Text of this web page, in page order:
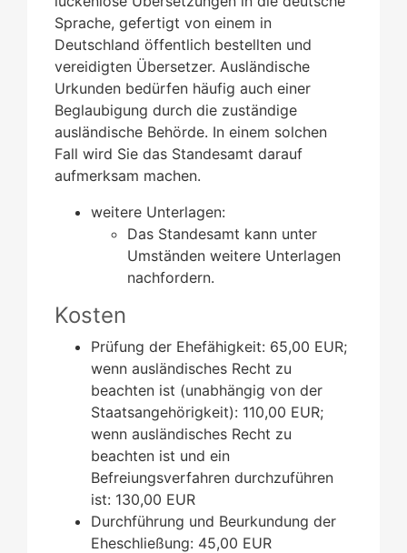
Sprache, gefertigt von einem in
Deutschland öffentlich bestellten und
vereidigten Übersetzer. Ausländische
Urkunden bedürfen häufig auch einer
Beglaubigung durch die zuständige
ausländische Behörde. In einem solchen
Fall wird Sie das Standesamt darauf
aufmerksam machen.
weitere Unterlagen:
​​​​​​​Das Standesamt kann unter
Umständen weitere Unterlagen
nachfordern.
Kosten
Prüfung der Ehefähigkeit: 65,00 EUR;
wenn ausländisches Recht zu
beachten ist (unabhängig von der
Staatsangehörigkeit): 110,00 EUR;
wenn ausländisches Recht zu
beachten ist und ein
Befreiungsverfahren durchzuführen
ist: 130,00 EUR
Durchführung und Beurkundung der
Eheschließung: 45,00 EUR